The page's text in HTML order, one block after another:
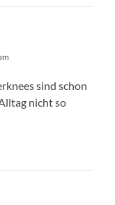
sind schon
nicht so